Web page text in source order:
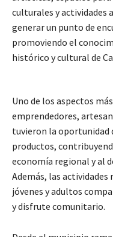
culturales y actividades
generar un punto de
promoviendo el
histórico y cultural de
Uno de los aspectos
emprendedores,
tuvieron la oportunidad
productos,
economía regional y al
Además, las
jóvenes y adultos
y disfrute comunitario.